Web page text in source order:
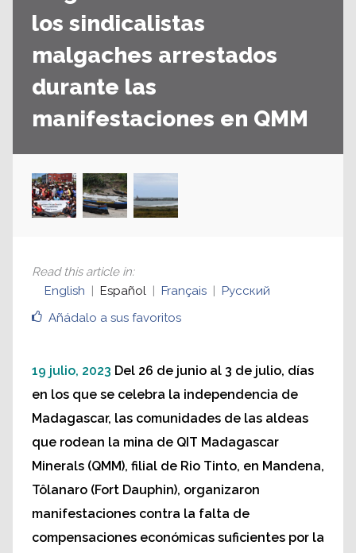
los sindicalistas
malgaches arrestados
durante las
manifestaciones en QMM
Añádalo a sus favoritos
Read this article in:
English
Español Français Русский
19 julio, 2023 Del 26 de junio al 3 de julio, días
en los que se celebra la independencia de
Madagascar, las comunidades de las aldeas
que rodean la mina de QIT Madagascar
Minerals (QMM), filial de Rio Tinto, en Mandena,
Tôlanaro (Fort Dauphin), organizaron
manifestaciones contra la falta de
compensaciones económicas suficientes por la